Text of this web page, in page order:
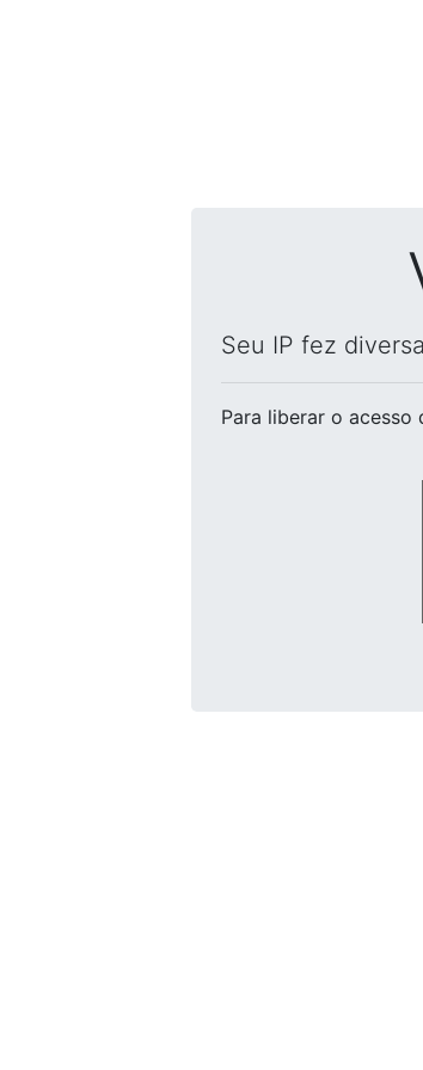
Seu IP fez
Para liberar o acesso